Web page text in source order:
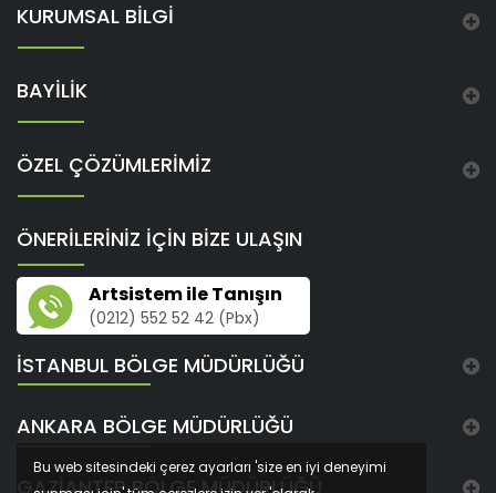
KURUMSAL BİLGİ
BAYİLİK
ÖZEL ÇÖZÜMLERİMİZ
ÖNERİLERİNİZ İÇİN BİZE ULAŞIN
Artsistem ile Tanışın
(0212) 552 52 42 (Pbx)
İSTANBUL BÖLGE MÜDÜRLÜĞÜ
ANKARA BÖLGE MÜDÜRLÜĞÜ
GAZIANTEP BÖLGE MÜDÜRLÜĞÜ
Bu web sitesindeki çerez ayarları 'size en iyi deneyimi